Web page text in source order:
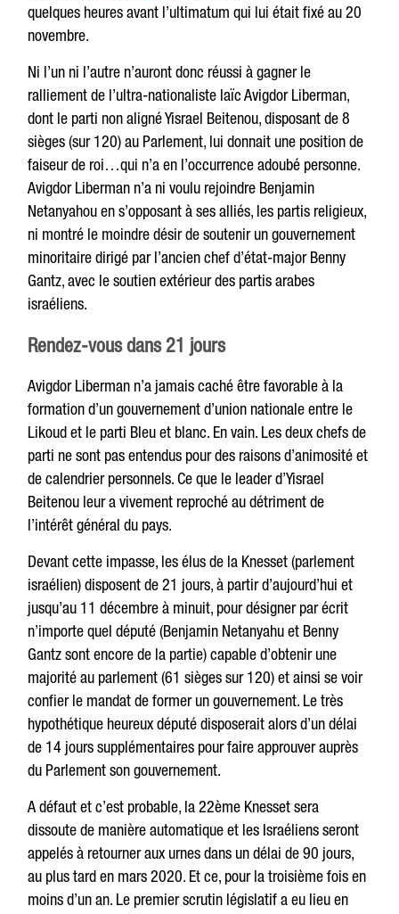
quelques heures avant l’ultimatum qui lui était fixé au 20
novembre.
Ni l’un ni l’autre n’auront donc réussi à gagner le
ralliement de l’ultra-nationaliste laïc Avigdor Liberman,
dont le parti non aligné Yisrael Beitenou, disposant de 8
sièges (sur 120) au Parlement, lui donnait une position de
faiseur de roi…qui n’a en l’occurrence adoubé personne.
Avigdor Liberman n’a ni voulu rejoindre Benjamin
Netanyahou en s’opposant à ses alliés, les partis religieux,
ni montré le moindre désir de soutenir un gouvernement
minoritaire dirigé par l’ancien chef d’état-major Benny
Gantz, avec le soutien extérieur des partis arabes
israéliens.
Rendez-vous dans 21 jours
Avigdor Liberman n’a jamais caché être favorable à la
formation d’un gouvernement d’union nationale entre le
Likoud et le parti Bleu et blanc. En vain. Les deux chefs de
parti ne sont pas entendus pour des raisons d’animosité et
de calendrier personnels. Ce que le leader d’Yisrael
Beitenou leur a vivement reproché au détriment de
l’intérêt général du pays.
Devant cette impasse, les élus de la Knesset (parlement
israélien) disposent de 21 jours, à partir d’aujourd’hui et
jusqu’au 11 décembre à minuit, pour désigner par écrit
n’importe quel député (Benjamin Netanyahu et Benny
Gantz sont encore de la partie) capable d’obtenir une
majorité au parlement (61 sièges sur 120) et ainsi se voir
confier le mandat de former un gouvernement. Le très
hypothétique heureux député disposerait alors d’un délai
de 14 jours supplémentaires pour faire approuver auprès
du Parlement son gouvernement.
A défaut et c’est probable, la 22ème Knesset sera
dissoute de manière automatique et les Israéliens seront
appelés à retourner aux urnes dans un délai de 90 jours,
au plus tard en mars 2020. Et ce, pour la troisième fois en
moins d’un an. Le premier scrutin législatif a eu lieu en